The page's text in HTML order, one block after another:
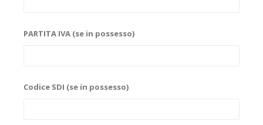
PARTITA IVA (se in possesso)
Codice SDI (se in possesso)